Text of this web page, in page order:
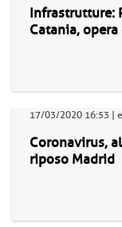
Infrastrutture:
Catania, opera
17/03/2020 16:53 |
Coronavirus,
riposo Madrid